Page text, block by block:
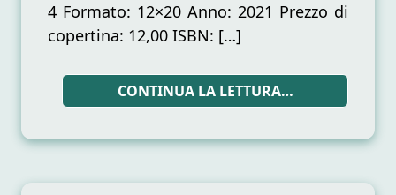
4 Formato: 12×20 Anno: 2021 Prezzo di
copertina: 12,00 ISBN: […]
CONTINUA LA LETTURA…